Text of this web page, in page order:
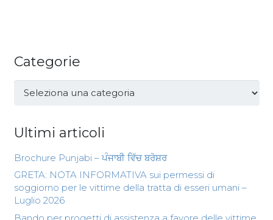
Categorie
Categorie
Ultimi articoli
Brochure Punjabi – ਪੰਜਾਬੀ ਵਿੱਚ ਬਰੋਸ਼ਰ
GRETA: NOTA INFORMATIVA sui permessi di
soggiorno per le vittime della tratta di esseri umani –
Luglio 2026